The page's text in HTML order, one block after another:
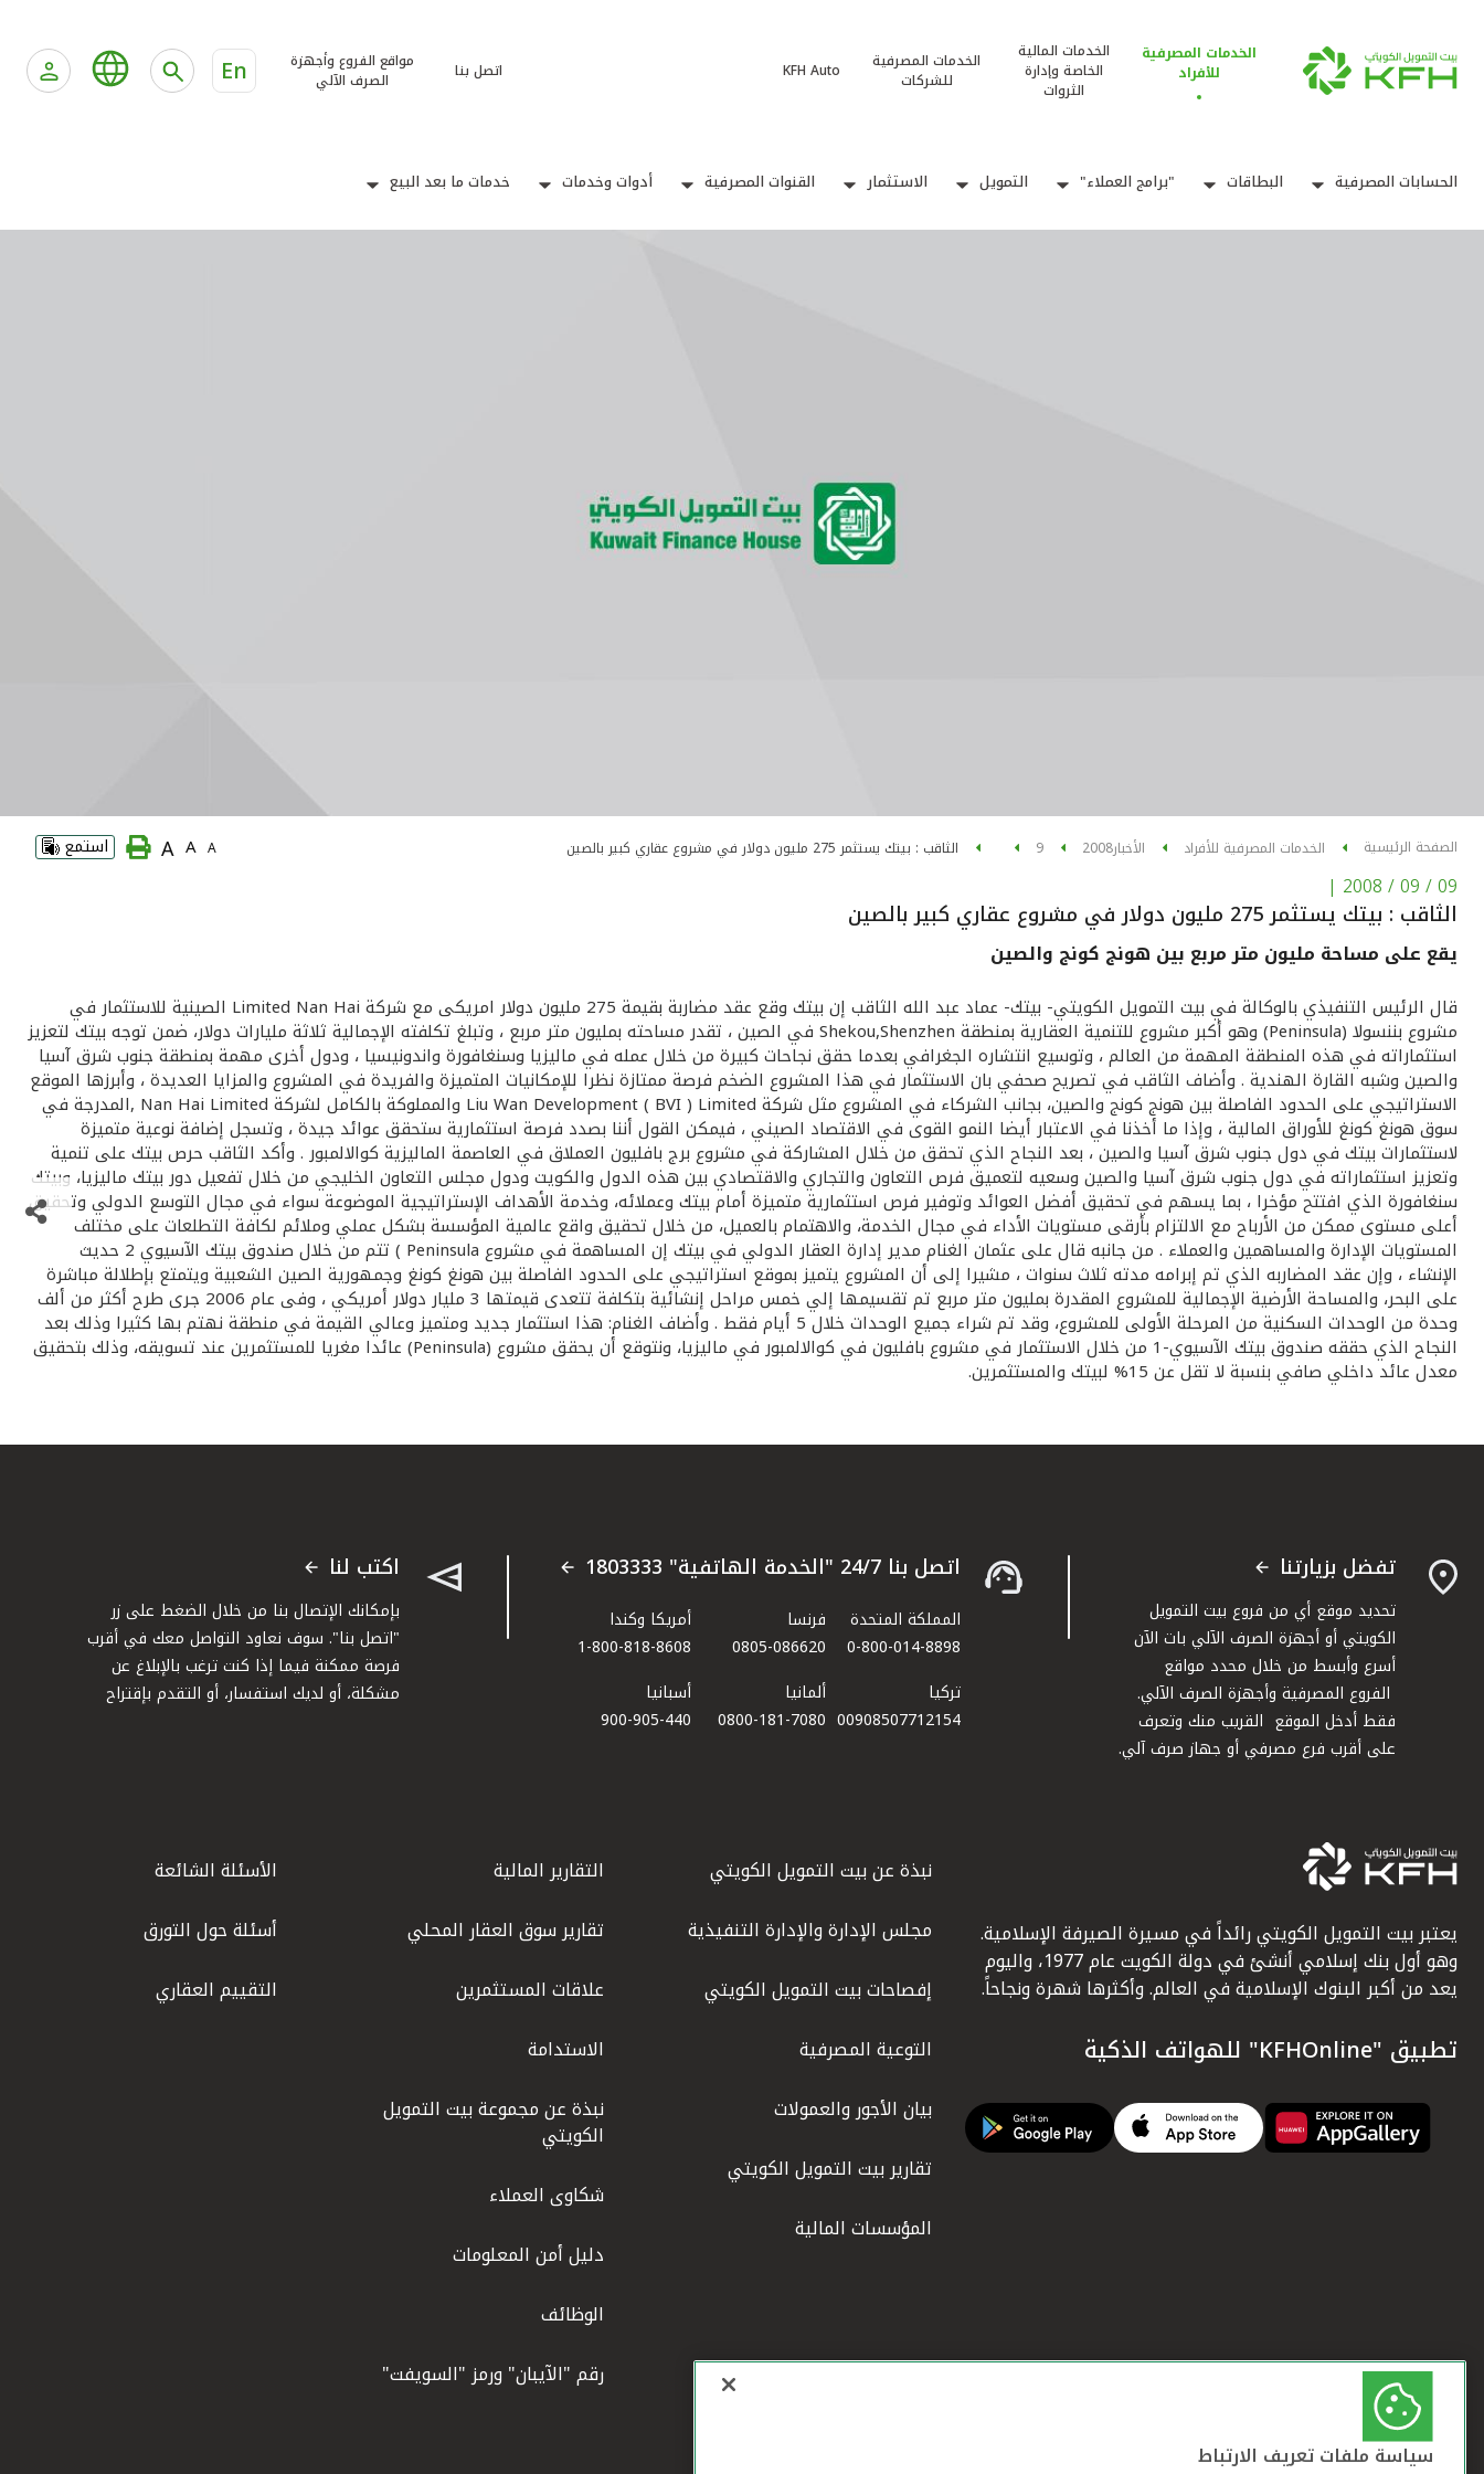
الخدمات المصرفية
للأفراد
الخدمات المالية
الخاصة وإدارة
الثروات
الخدمات المصرفية
للشركات
KFH Auto اتصل بنا
مواقع الفروع وأجهزة
الصرف الآلي
En
الحسابات المصرفية البطاقات "برامج العملاء" التمويل الاستثمار القنوات المصرفية أدوات وخدمات خدمات ما بعد البيع
الصفحة الرئيسية الخدمات المصرفية للأفراد الأخبار2008
9 الثاقب : بيتك يستثمر 275 مليون دولار في مشروع عقاري كبير بالصين A
A
A استمع
09 / 09 / 2008
|
الثاقب : بيتك يستثمر 275 مليون دولار في مشروع عقاري كبير بالصين
يقع على مساحة مليون متر مربع بين هونج كونج والصين
قال الرئيس التنفيذي بالوكالة في بيت التمويل الكويتي- بيتك- عماد عبد الله الثاقب إن بيتك وقع عقد مضاربة بقيمة 275 مليون دولار امريكى مع شركة Limited Nan Hai الصينية للاستثمار في
مشروع بننسولا (Peninsula) وهو أكبر مشروع للتنمية العقارية بمنطقة Shekou,Shenzhen في الصين ، تقدر مساحته بمليون متر مربع ، وتبلغ تكلفته الإجمالية ثلاثة مليارات دولار، ضمن توجه بيتك لتعزيز
استثماراته في هذه المنطقة المهمة من العالم ، وتوسيع انتشاره الجغرافي بعدما حقق نجاحات كبيرة من خلال عمله في ماليزيا وسنغافورة واندونيسيا ، ودول أخرى مهمة بمنطقة جنوب شرق آسيا
والصين وشبه القارة الهندية . وأضاف الثاقب في تصريح صحفي بان الاستثمار في هذا المشروع الضخم فرصة ممتازة نظرا للإمكانيات المتميزة والفريدة في المشروع والمزايا العديدة ، وأبرزها الموقع
الاستراتيجي على الحدود الفاصلة بين هونج كونج والصين، بجانب الشركاء في المشروع مثل شركة Liu Wan Development ( BVI ) Limited والمملوكة بالكامل لشركة Nan Hai Limited ,المدرجة في
سوق هونغ كونغ للأوراق المالية ، وإذا ما أخذنا في الاعتبار أيضا النمو القوى في الاقتصاد الصيني ، فيمكن القول أننا بصدد فرصة استثمارية ستحقق عوائد جيدة ، وتسجل إضافة نوعية متميزة
لاستثمارات بيتك في دول جنوب شرق آسيا والصين ، بعد النجاح الذي تحقق من خلال المشاركة في مشروع برج بافليون العملاق في العاصمة الماليزية كوالالمبور . وأكد الثاقب حرص بيتك على تنمية
وتعزيز استثماراته في دول جنوب شرق آسيا والصين وسعيه لتعميق فرص التعاون والتجاري والاقتصادي بين هذه الدول والكويت ودول مجلس التعاون الخليجي من خلال تفعيل دور بيتك ماليزيا، وبيتك
سنغافورة الذي افتتح مؤخرا ، بما يسهم في تحقيق أفضل العوائد وتوفير فرص استثمارية متميزة أمام بيتك وعملائه، وخدمة الأهداف الإستراتيجية الموضوعة سواء في مجال التوسع الدولي وتحقيق
أعلى مستوى ممكن من الأرباح مع الالتزام بأرقى مستويات الأداء في مجال الخدمة، والاهتمام بالعميل، من خلال تحقيق واقع عالمية المؤسسة بشكل عملي وملائم لكافة التطلعات على مختلف
المستويات الإدارة والمساهمين والعملاء . من جانبه قال على عثمان الغنام مدير إدارة العقار الدولي في بيتك إن المساهمة في مشروع Peninsula ) تتم من خلال صندوق بيتك الآسيوي 2 حديث
الإنشاء ، وإن عقد المضاربه الذي تم إبرامه مدته ثلاث سنوات ، مشيرا إلى أن المشروع يتميز بموقع استراتيجي على الحدود الفاصلة بين هونغ كونغ وجمهورية الصين الشعبية ويتمتع بإطلالة مباشرة
على البحر، والمساحة الأرضية الإجمالية للمشروع المقدرة بمليون متر مربع تم تقسيمها إلي خمس مراحل إنشائية بتكلفة تتعدى قيمتها 3 مليار دولار أمريكي ، وفى عام 2006 جرى طرح أكثر من ألف
وحدة من الوحدات السكنية من المرحلة الأولى للمشروع، وقد تم شراء جميع الوحدات خلال 5 أيام فقط . وأضاف الغنام: هذا استثمار جديد ومتميز وعالي القيمة في منطقة نهتم بها كثيرا وذلك بعد
النجاح الذي حققه صندوق بيتك الآسيوي-1 من خلال الاستثمار في مشروع بافليون في كوالالمبور في ماليزيا، ونتوقع أن يحقق مشروع (Peninsula) عائدا مغريا للمستثمرين عند تسويقه، وذلك بتحقيق
معدل عائد داخلي صافي بنسبة لا تقل عن 15% لبيتك والمستثمرين.
تفضل بزيارتنا
تحديد موقع أي من فروع بيت التمويل
الكويتي أو أجهزة الصرف الآلي بات الآن
أسرع وأبسط من خلال محدد مواقع
الفروع المصرفية وأجهزة الصرف الآلي.
فقط أدخل الموقع القريب منك وتعرف
على أقرب فرع مصرفي أو جهاز صرف آلي.
اتصل بنا 24/7 "الخدمة الهاتفية" 1803333
المملكة المتحدة
0-800-014-8898
فرنسا
0805-086620
أمريكا وكندا
1-800-818-8608
تركيا
00908507712154​
ألمانيا
0800-181-7080
أسبانيا
900-905-440
اكتب لنا
بإمكانك الإتصال بنا من خلال الضغط على زر
"اتصل بنا". سوف نعاود التواصل معك في أقرب
فرصة ممكنة فيما إذا كنت ترغب بالإبلاغ عن
مشكلة، أو لديك استفسار، أو التقدم بإقتراح
يعتبر بيت التمويل الكويتي رائداً في مسيرة الصيرفة الإسلامية.
وهو أول بنك إسلامي أنشئ في دولة الكويت عام 1977، واليوم
يعد من أكبر البنوك الإسلامية في العالم. وأكثرها شهرة ونجاحاً.
تطبيق "KFHOnline" للهواتف الذكية
نبذة عن بيت التمويل الكويتي
مجلس الإدارة والإدارة التنفيذية
إفصاحات بيت التمويل الكويتي
التوعية المصرفية
بيان الأجور والعمولات
تقارير بيت التمويل الكويتي
المؤسسات المالية
التقارير المالية
تقارير سوق العقار المحلي
علاقات المستثمرين
الاستدامة
نبذة عن مجموعة بيت التمويل
الكويتي
شكاوى العملاء
دليل أمن المعلومات
الوظائف
رقم "الآيبان" ورمز "السويفت"
الأسئلة الشائعة
أسئلة حول التورق
التقييم العقاري
سياسة ملفات تعريف الارتباط